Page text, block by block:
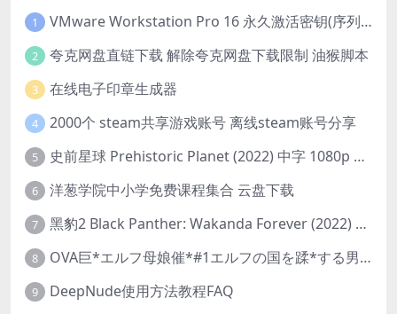
1 VMware Workstation Pro 16 永久激活密钥(序列号)
2 夸克网盘直链下载 解除夸克网盘下载限制 油猴脚本
3 在线电子印章生成器
4 2000个 steam共享游戏账号 离线steam账号分享
5 史前星球 Prehistoric Planet (2022) 中字 1080p 高清 阿里云盘 2022.5.27已更新全集
6 洋葱学院中小学免费课程集合 云盘下载
7 黑豹2 Black Panther: Wakanda Forever (2022) 高清版
8 OVA巨*エルフ母娘催*#1エルフの国を蹂*する男。汚された女王と姫
9 DeepNude使用方法教程FAQ